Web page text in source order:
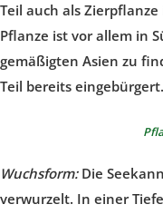
Teil auch als
Pflanze ist vor allem in
gemäßigten Asien zu
Teil bereits eingebürgert.
Wuchsform:Die
verwurzelt. In einer